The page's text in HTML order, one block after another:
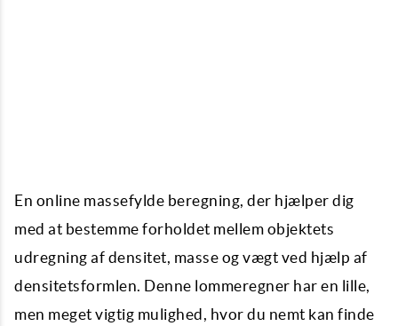
En online massefylde beregning, der hjælper dig
med at bestemme forholdet mellem objektets
udregning af densitet, masse og vægt ved hjælp af
densitetsformlen. Denne lommeregner har en lille,
men meget vigtig mulighed, hvor du nemt kan finde